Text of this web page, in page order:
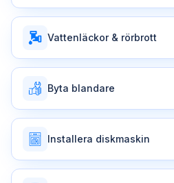
Vattenläckor & rörbrott
Byta blandare
Installera diskmaskin